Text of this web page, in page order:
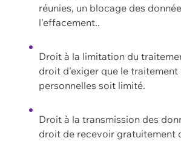
réunies, un blocage des
l'effacement..
Droit à la limitation du
droit d'exiger que le traitement
personnelles soit limité.
Droit à la transmission des
droit de recevoir gratuitement